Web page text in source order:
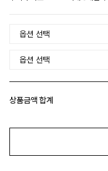
상품금액 합계